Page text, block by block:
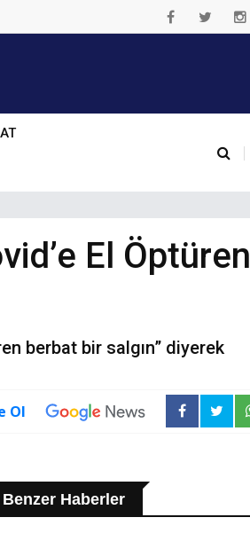
El Öptüren
berbat bir salgın” diyerek
Ol
Benzer Haberler